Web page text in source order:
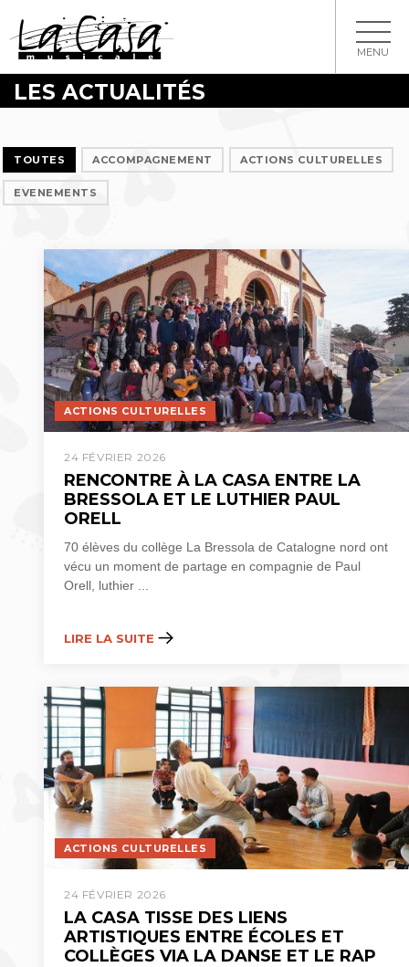
MENU
LES ACTUALITÉS
TOUTES ACCOMPAGNEMENT ACTIONS CULTURELLES
EVENEMENTS
ACTIONS CULTURELLES
24 FÉVRIER 2026
RENCONTRE À LA CASA ENTRE LA
BRESSOLA ET LE LUTHIER PAUL
ORELL
70 élèves du collège La Bressola de Catalogne nord ont
vécu un moment de partage en compagnie de Paul
Orell, luthier ...
LIRE LA SUITE
ACTIONS CULTURELLES
24 FÉVRIER 2026
LA CASA TISSE DES LIENS
ARTISTIQUES ENTRE ÉCOLES ET
COLLÈGES VIA LA DANSE ET LE RAP